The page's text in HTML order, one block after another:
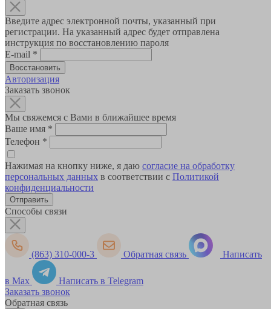
Введите адрес электронной почты, указанный при
регистрации. На указанный адрес будет отправлена
инструкция по восстановлению пароля
E-mail *
Авторизация
Заказать звонок
Мы свяжемся с Вами в ближайшее время
Ваше имя *
Телефон *
Нажимая на кнопку ниже, я даю согласие на обработку
персональных данных в соответствии с Политикой
конфиденциальности
Способы связи
(863) 310-000-3 Обратная связь Написать
в Max
Написать в Telegram
Заказать звонок
Обратная связь